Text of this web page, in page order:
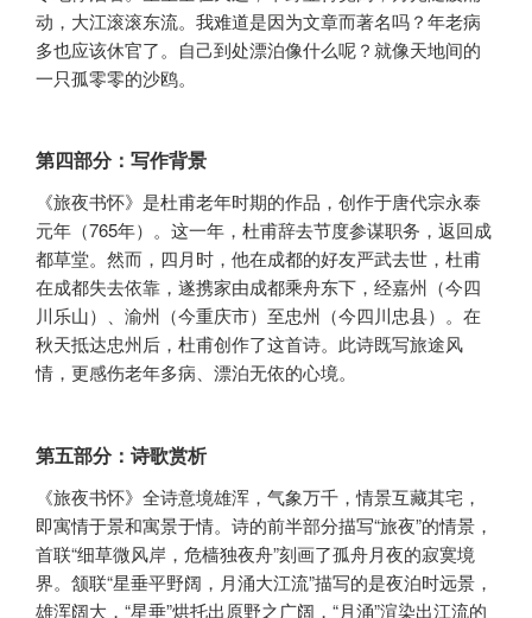
动，大江滚滚东流。我难道是因为文章而著名吗？年老病
多也应该休官了。自己到处漂泊像什么呢？就像天地间的
一只孤零零的沙鸥。
第四部分：写作背景
《旅夜书怀》是杜甫老年时期的作品，创作于唐代宗永泰
元年（765年）。这一年，杜甫辞去节度参谋职务，返回成
都草堂。然而，四月时，他在成都的好友严武去世，杜甫
在成都失去依靠，遂携家由成都乘舟东下，经嘉州（今四
川乐山）、渝州（今重庆市）至忠州（今四川忠县）。在
秋天抵达忠州后，杜甫创作了这首诗。此诗既写旅途风
情，更感伤老年多病、漂泊无依的心境。
第五部分：诗歌赏析
《旅夜书怀》全诗意境雄浑，气象万千，情景互藏其宅，
即寓情于景和寓景于情。诗的前半部分描写“旅夜”的情景，
首联“细草微风岸，危樯独夜舟”刻画了孤舟月夜的寂寞境
界。颔联“星垂平野阔，月涌大江流”描写的是夜泊时远景，
雄浑阔大，“星垂”烘托出原野之广阔，“月涌”渲染出江流的